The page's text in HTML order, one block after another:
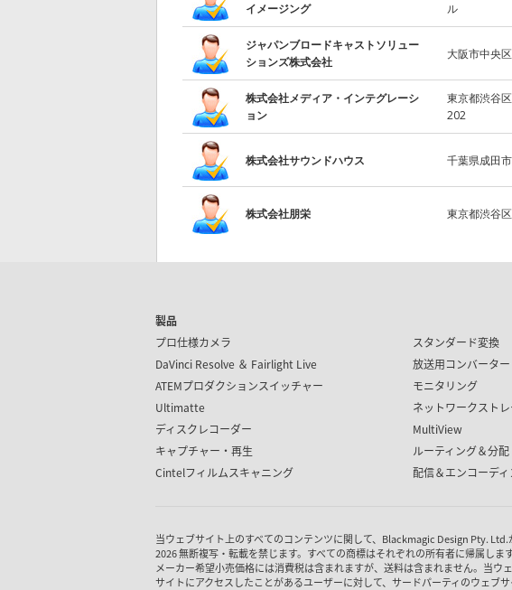
イメージング
ル
ジャパンブロードキャストソリュー
ションズ株式会社
大阪市中央
株式会社メディア・インテグレーシ
ョン
東京都渋谷
202
株式会社サウンドハウス 千葉県成田
株式会社朋栄 東京都渋谷
製品
プロ仕様カメラ
DaVinci Resolve ＆ Fairlight Live
ATEMプロダクションスイッチャー
Ultimatte
ディスクレコーダー
キャプチャー・再生
Cintelフィルムスキャニング
スタンダード変換
放送用コンバーター
モニタリング
ネットワークスト
MultiView
ルーティング＆分配
配信＆エンコーデ
当ウェブサイト上のすべてのコンテンツに関して、Blackmagic Design Pty.
2026 無断複写・転載を禁じます。すべての商標はそれぞれの所有者に帰属します
メーカー希望小売価格には消費税は含まれますが、送料は含まれません。当ウ
サイトにアクセスしたことがあるユーザーに対して、サードパーティのウェブ